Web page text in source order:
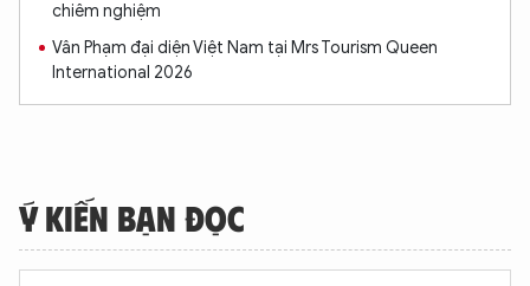
chiêm nghiệm
Vân Phạm đại diện Việt Nam tại Mrs Tourism Queen
International 2026
Ý KIẾN BẠN ĐỌC